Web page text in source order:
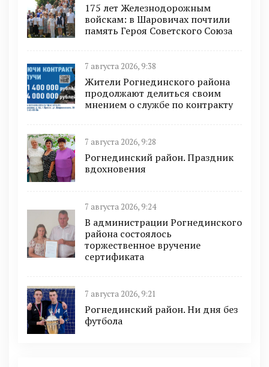
175 лет Железнодорожным
войскам: в Шаровичах почтили
память Героя Советского Союза
7 августа 2026, 9:38
Жители Рогнединского района
продолжают делиться своим
мнением о службе по контракту
7 августа 2026, 9:28
Рогнединский район. Праздник
вдохновения
7 августа 2026, 9:24
В администрации Рогнединского
района состоялось
торжественное вручение
сертификата
7 августа 2026, 9:21
Рогнединский район. Ни дня без
футбола